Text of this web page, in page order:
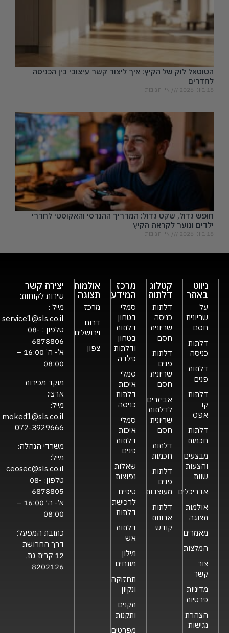
הטוטאל לוק של הקיץ: איך ליצור קשר עיצובי בין הכניסה
לחדרים
18 ביוני 2026 אין תגובות
חופש גדול, שקט גדול: המדריך ההנדסי והאקוסטי לחדרי
ילדים ונוער לקראת הקיץ
18 ביוני 2026 אין תגובות
ניווט
באתר
על
שריונית
חסם
דלתות
כניסה
דלתות
פנים
דלתות
קו
אפס
דלתות
חכמות
מבצעים
והצעות
שוות
אדריכלים
אולמות
תצוגה
מאמרים
המלצות
צור
קשר
מדיניות
פרטיות
הצהרת
נגישות
קטלוג
דלתות
דלתות
כניסה
שריונית
חסם
דלתות
פנים
שריונית
חסם
אביזרים
לדלתות
שריונית
חסם
דלתות
חכמות
דלתות
פנים
מעוצבות
דלתות
ארונות
קודש
מרכז
המידע
סמלי
בטחון
דלתות
בטחון
ודלתות
פלדה
סמלי
איכות
דלתות
כניסה
סמלי
איכות
דלתות
פנים
שאלות
נפוצות
טיפים
לרכישת
דלתות
דלתות
אש
מילון
מונחים
תחזוקה
ונקיון
תקנים
ותקנות
מפרטים
אולמות
תצוגה
מרכז
דרום
וירושלים
צפון
יצירת קשר
שירות לקוחות:
מייל :
service1@sls.co.il
טלפון : 08-
6878806
א’- ה’ 16:00 –
08:00
מוקד מכירות
ארצי:
מייל:
moked1@sls.co.il
072-3929666
משרדי הנהלה:
מייל:
ceosec@sls.co.il
טלפון: 08-
6878805
א’- ה’ 16:00 –
08:00
כתובת המפעל:
דרך החרושת
12 קרית גת,
8202126